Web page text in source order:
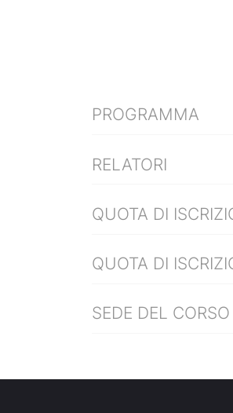
PROGRAMMA
RELATORI
QUOTA DI
QUOTA DI
SEDE DEL CORSO